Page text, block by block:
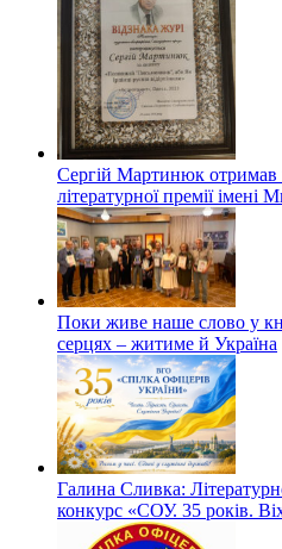
Сергій Мартинюк отримав
літературної премії
Поки живе наше слово у
серцях – житиме й Україна
Галина Сливка:
конкурс «СОУ. 35 років.